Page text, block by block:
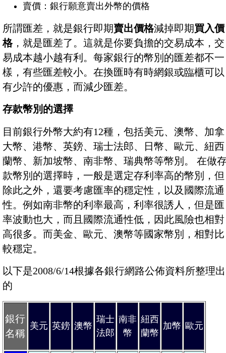
賣價：銀行願意賣出外幣的價格
所謂匯差，就是銀行即期賣出價格減掉即期買入價
格，就是匯差了。這就是你要負擔的交易成本，交
易成本越小越有利。每家銀行的幣別的匯差都不一
樣，有些匯差較小。在換匯時有時網銀或臨櫃可以
有少許的優惠，而減少匯差。
存款幣別的選擇
目前銀行外幣大約有12種，包括美元、澳幣、加拿
大幣、港幣、英鎊、瑞士法郎、日幣、歐元、紐西
蘭幣、新加坡幣、南非幣、瑞典幣等幣別。 在做
款幣別的選擇時，一般是選定存利率高的幣別，但
除此之外，還要考慮匯率的穩定性，以及國際流通
性。例如南非幣的利率最高，利率很誘人，但是匯
率波動也大，而且國際流通性低，因此風險也相對
高很多。而美金、歐元、澳幣等國家幣別，相對比
較穩定。
以下是2008/6/14根據各銀行網路公佈資料所整理出
的
銀行
名稱
美元 英鎊 澳幣
瑞士
法郎
南非
幣
紐西
蘭幣
加幣 歐元